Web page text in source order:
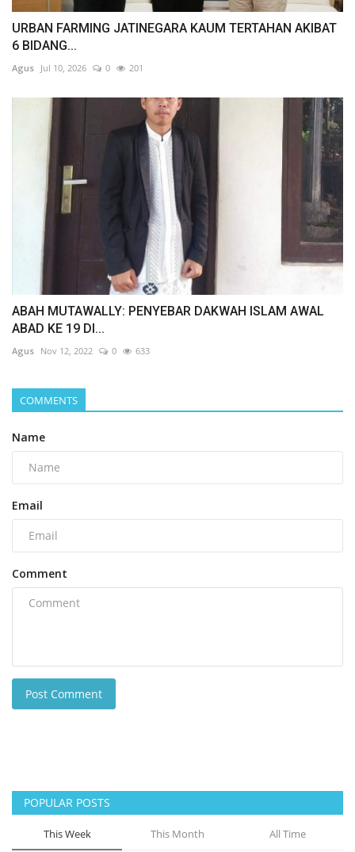
URBAN FARMING JATINEGARA KAUM TERTAHAN AKIBAT
6 BIDANG...
Agus Jul 10, 2026 0 201
ABAH MUTAWALLY: PENYEBAR DAKWAH ISLAM AWAL
ABAD KE 19 DI...
Agus Nov 12, 2022 0 633
COMMENTS
Name
Email
Comment
Post Comment
POPULAR POSTS
This Week This Month All Time